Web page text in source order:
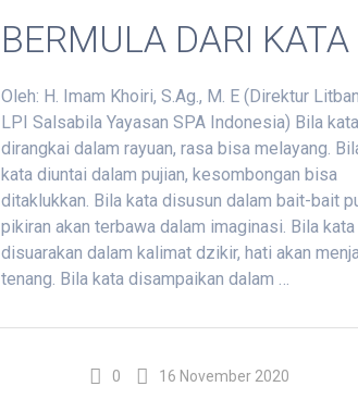
BERMULA DARI KATA
Oleh: H. Imam Khoiri, S.Ag., M. E (Direktur
LPI Salsabila Yayasan SPA Indonesia) Bila kata
dirangkai dalam rayuan, rasa bisa melayang.
kata diuntai dalam pujian, kesombongan bisa
ditaklukkan. Bila kata disusun dalam bait-bait
pikiran akan terbawa dalam imaginasi. Bila kata
disuarakan dalam kalimat dzikir, hati akan
tenang. Bila kata disampaikan dalam …
0
16 November 2020